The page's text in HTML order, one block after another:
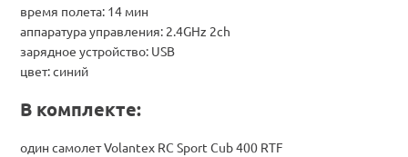
время полета: 14 мин
аппаратура управления: 2.4GHz 2ch
зарядное устройство: USB
цвет: синий
В комплекте:
один самолет Volantex RC Sport Cub 400 RTF